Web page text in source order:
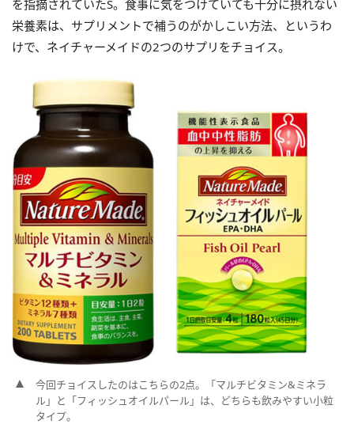
を指摘されていたS。食事に気をつけていても十分に摂れない
栄養素は、サプリメントで補うのがかしこい方法、というわ
けで、ネイチャーメイドの2つのサプリをチョイス。
今回チョイスしたのはこちらの2点。「マルチビタミン&ミネラ
ル」と「フィッシュオイルパール」は、どちらも飲みやすい小粒
タイプ。